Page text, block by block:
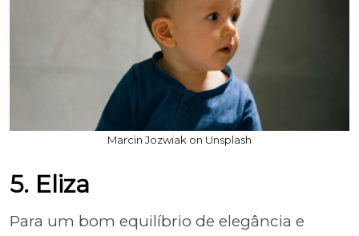
Marcin Jozwiak on Unsplash
5. Eliza
Para um bom equilíbrio de elegância e